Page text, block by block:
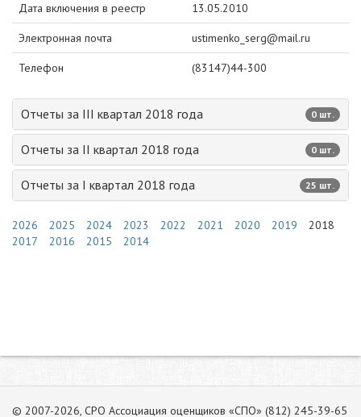
Дата включения в реестр 13.05.2010
Электронная почта ustimenko_serg@mail.ru
Телефон (83147)44-300
Отчеты за III квартал 2018 года 0 шт.
Отчеты за II квартал 2018 года 0 шт.
Отчеты за I квартал 2018 года 25 шт.
2026 2025 2024 2023 2022 2021 2020 2019
2018
2017
2016 2015 2014
© 2007-2026, СРО Ассоциация оценщиков «СПО» (812) 245-39-65